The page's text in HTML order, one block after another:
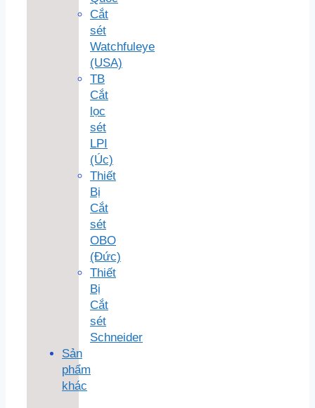
Cắt
sét
Watchfuleye
(USA)
TB
Cắt
lọc
sét
LPI
(Úc)
Thiết
Bị
Cắt
sét
OBO
(Đức)
Thiết
Bị
Cắt
sét
Schneider
Sản
phẩm
khác